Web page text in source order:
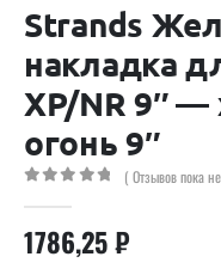
Strands
накладка
XP/NR 9″ —
огонь 9″
( Отзывов пока
1786,25₽